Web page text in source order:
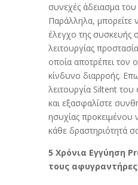
συνεχές άδειασμα
Παράλληλα, μπορείτε
έλεγχο της συσκευής
λειτουργίας
οποία αποτρέπει τον
κίνδυνο διαρροής.
λειτουργία Siltent
και εξασφαλίστε
ησυχίας προκειμένου
κάθε δραστηριότητά
5 Χρόνια Εγγύηση
τους